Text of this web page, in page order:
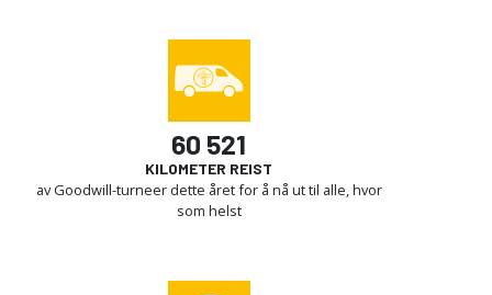
60 521
KILOMETER REIST
av Goodwill-turneer dette året for å nå ut til alle, hvor
som helst